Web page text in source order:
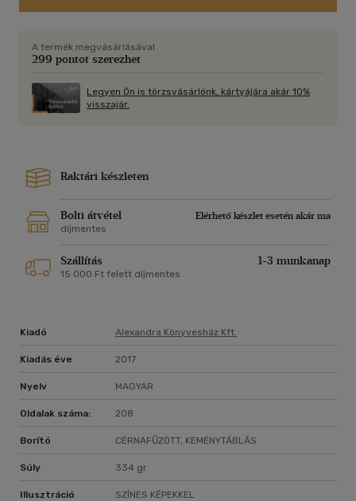
A termék megvásárlásával
299 pontot szerezhet
Legyen Ön is törzsvásárlónk, kártyájára akár 10%
visszajár.
Raktári készleten
Bolti átvétel
Elérhető készlet esetén akár ma
díjmentes
Szállítás 1-3 munkanap
15 000 Ft felett díjmentes
Kiadó Alexandra Könyvesház Kft.
Kiadás éve 2017
Nyelv MAGYAR
Oldalak száma: 208
Borító CÉRNAFŰZÖTT, KEMÉNYTÁBLÁS
Súly 334 gr
Illusztráció SZÍNES KÉPEKKEL